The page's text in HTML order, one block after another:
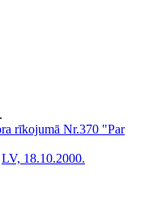
rīkojumā Nr.370 "Par
LV, 18.10.2000.